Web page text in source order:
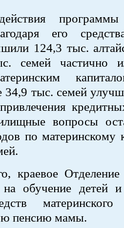
программы
его
124,3 тыс.
семей частично
34,9 тыс. семей
вопросы
по материнскому
краевое
на обучение детей
пенсию мамы.